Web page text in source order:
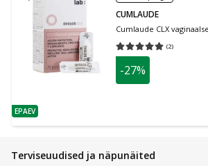
nõuanne
EPAEV
CUMLAUDE
Cumlaude CLX
(2)
Keskmine hinnang 5.00
-27%
Terviseuudised ja näpunäited